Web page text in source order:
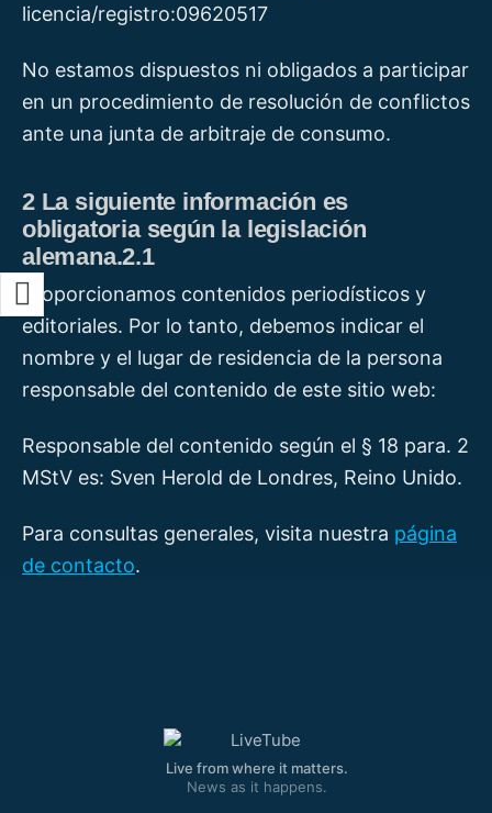
licencia/registro:09620517
No estamos dispuestos ni obligados a participar
en un procedimiento de resolución de conflictos
ante una junta de arbitraje de consumo.
2 La siguiente información es
obligatoria según la legislación
alemana.2.1
Proporcionamos contenidos periodísticos y
editoriales. Por lo tanto, debemos indicar el
nombre y el lugar de residencia de la persona
responsable del contenido de este sitio web:
Responsable del contenido según el § 18 para. 2
MStV es: Sven Herold de Londres, Reino Unido.
Para consultas generales, visita nuestra página
de contacto.
Live from where it matters.
News as it happens.